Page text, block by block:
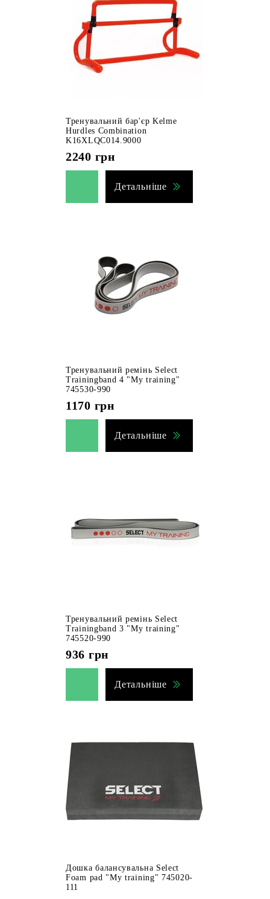
Тренувальний бар'єр Kelme
Hurdles Combination
K16XLQC014.9000
2240 грн
Детальніше
Тренувальний ремінь Select
Trainingband 4 "My training"
745530-990
1170 грн
Детальніше
Тренувальний ремінь Select
Trainingband 3 "My training"
745520-990
936 грн
Детальніше
Дошка балансувальна Select
Foam pad "My training" 745020-
111